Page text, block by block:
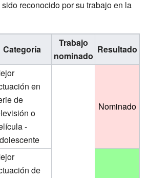
reconocido por su trabajo en la
Categoría
Trabajo
nominado
Resultado
en
de
o
-
Nominado
de